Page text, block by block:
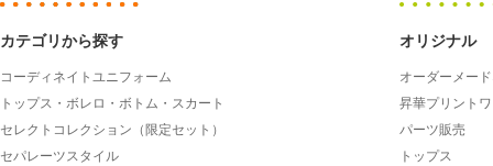
カテゴリから探す
コーディネイトユニフォーム
トップス・ボレロ・ボトム・スカート
セレクトコレクション（限定セット）
セパレーツスタイル
オリジナル
オーダーメー
昇華プリント
パーツ販売
トップス